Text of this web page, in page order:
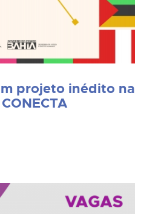
projeto inédito na